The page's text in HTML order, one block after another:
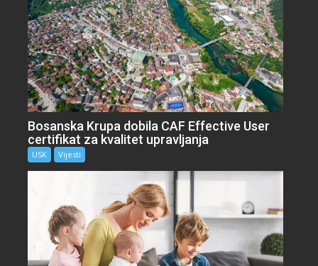
Bosanska Krupa dobila CAF Effective User
certifikat za kvalitet upravljanja
USK Vijesti